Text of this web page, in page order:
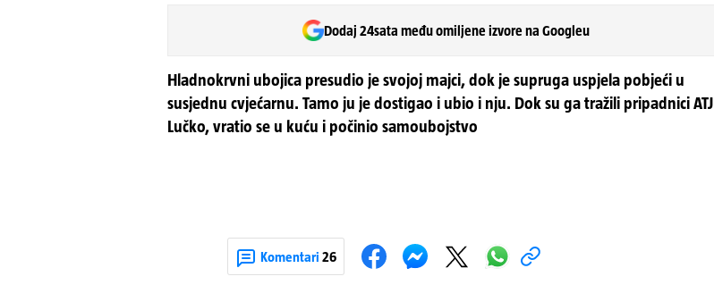
Dodaj 24sata među omiljene izvore na Googleu
Hladnokrvni ubojica presudio je svojoj majci, dok je supruga uspjela pobjeći u
susjednu cvjećarnu. Tamo ju je dostigao i ubio i nju. Dok su ga tražili pripadnici ATJ
Lučko, vratio se u kuću i počinio samoubojstvo
Komentari 26